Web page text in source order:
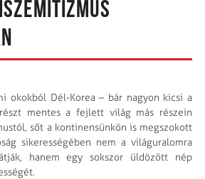
okokból Dél-Korea – bár nagyon kicsi a
mentes a fejlett világ más részein
sőt a kontinensünkön is megszokott
sikerességében nem a világuralomra
hanem egy sokszor üldözött nép